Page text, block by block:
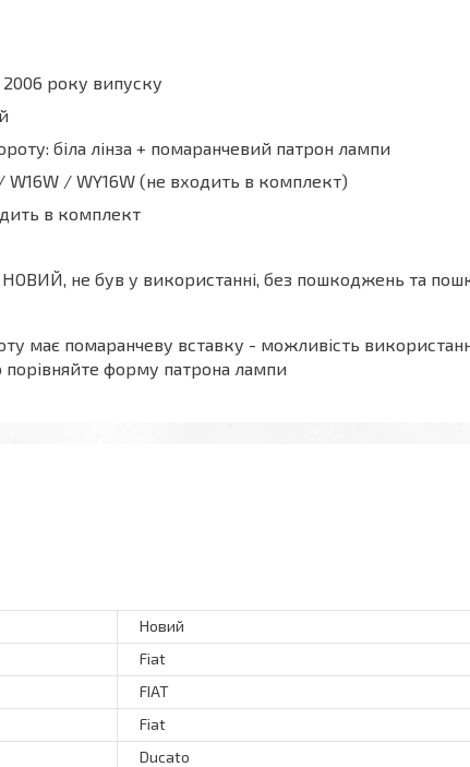
2006 року випуску
біла лінза + помаранчевий патрон лампи
/ WY16W (не входить в комплект)
в комплект
НОВИЙ, не був у використанні, без пошкоджень та
має помаранчеву вставку - можливість
форму патрона лампи
Новий
Fiat
FIAT
Fiat
Ducato